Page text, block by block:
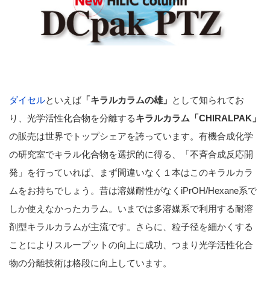
ダイセルといえば「キラルカラムの雄」 として知られてお
り、光学活性化合物を分離するキラルカラム「CHIRALPAK」
の販売は世界でトップシェアを誇っています。有機合成化学
の研究室でキラル化合物を選択的に得る、「不斉合成反応開
発」を行っていれば、まず間違いなく１本はこのキラルカラ
ムをお持ちでしょう。昔は溶媒耐性がなくiPrOH/Hexane系で
しか使えなかったカラム。いまでは多溶媒系で利用する耐溶
剤型キラルカラムが主流です。さらに、粒子径を細かくする
ことによりスループットの向上に成功、つまり光学活性化合
物の分離技術は格段に向上しています。